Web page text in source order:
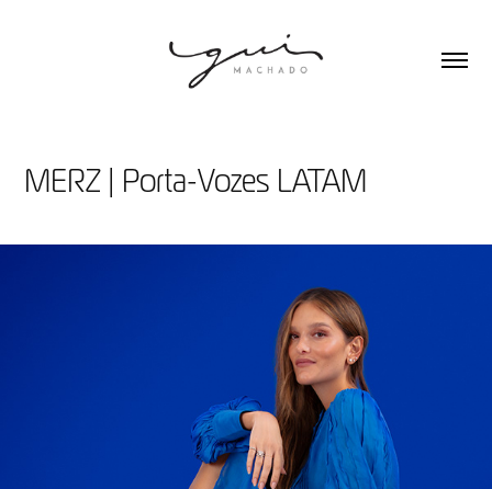
MERZ | Porta-Vozes LATAM